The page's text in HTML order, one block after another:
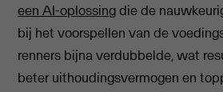
een AI-oplossingdie de
bij het voorspellen van de
renners bijna verdubbelde, wat
beter uithoudingsvermogen en